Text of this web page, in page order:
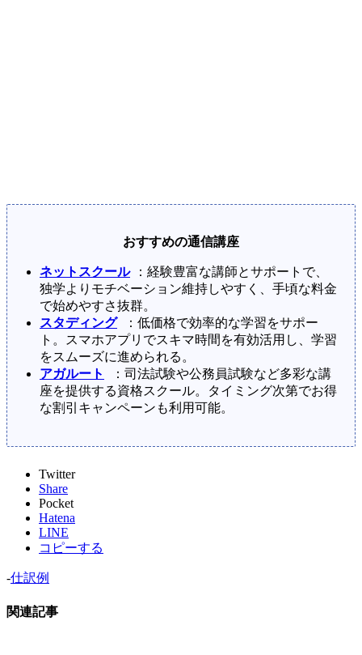
おすすめの通信講座
ネットスクール
：経験豊富な講師とサポートで、
独学よりモチベーション維持しやすく、手頃な料金
で始めやすさ抜群。
スタディング
：低価格で効率的な学習をサポー
ト。スマホアプリでスキマ時間を有効活用し、学習
をスムーズに進められる。
アガルート
：司法試験や公務員試験など多彩な講
座を提供する資格スクール。タイミング次第でお得
な割引キャンペーンも利用可能。
Twitter
Share
Pocket
Hatena
LINE
コピーする
-仕訳例
関連記事